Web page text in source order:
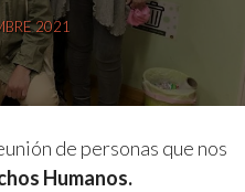
2021
de personas que nos
Humanos.